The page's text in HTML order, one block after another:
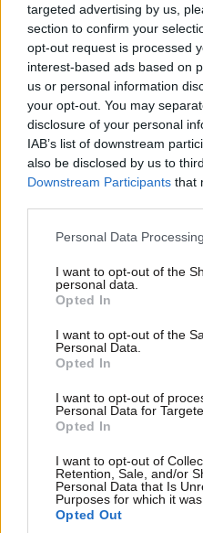
targeted advertising by us,
section to confirm your
opt-out request is processed
interest-based ads based on
us or personal information
your opt-out. You may
disclosure of your personal
IAB’s list of downstream
also be disclosed by us to
Downstream Participants that
Please note that this website/
not limited to your visit or
grant or deny consent to
use your data for below
consent section.
Personal Data
I want to opt-out of the
personal data.
Opted In
I want to opt-out of the
Personal Data.
Opted In
I want to opt-out of
Personal Data for
Opted In
I want to opt-out of
Retention, Sale, and/or
Personal Data that Is
Purposes for which it was
Opted Out
ΔΙΑΤΡΟΦΗ07·08·2026 08:32
5 ροφήματα που
ύπνο για καλύτερα
Συντετριμμένος ο
θυμάτων στο τροχαίο